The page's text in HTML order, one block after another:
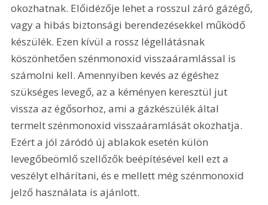
okozhatnak. Előidézője lehet a rosszul záró gázégő,
vagy a hibás biztonsági berendezésekkel működő
készülék. Ezen kívül a rossz légellátásnak
köszönhetően szénmonoxid visszaáramlással is
számolni kell. Amennyiben kevés az égéshez
szükséges levegő, az a kéményen keresztül jut
vissza az égősorhoz, ami a gázkészülék által
termelt szénmonoxid visszaáramlását okozhatja.
Ezért a jól záródó új ablakok esetén külön
levegőbeömlő szellőzők beépítésével kell ezt a
veszélyt elhárítani, és e mellett még szénmonoxid
jelző használata is ajánlott.